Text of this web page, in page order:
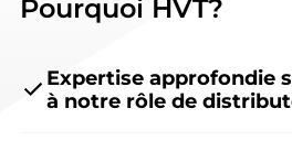
Pourquoi HVT?
Expertise approfondie
à notre rôle de